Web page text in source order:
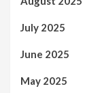
July 2025
June 2025
May 2025